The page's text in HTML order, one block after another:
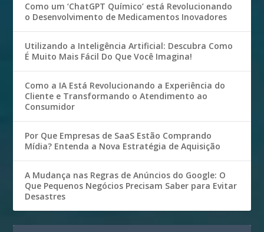
Como um ‘ChatGPT Químico’ está Revolucionando
o Desenvolvimento de Medicamentos Inovadores
Utilizando a Inteligência Artificial: Descubra Como
É Muito Mais Fácil Do Que Você Imagina!
Como a IA Está Revolucionando a Experiência do
Cliente e Transformando o Atendimento ao
Consumidor
Por Que Empresas de SaaS Estão Comprando
Mídia? Entenda a Nova Estratégia de Aquisição
A Mudança nas Regras de Anúncios do Google: O
Que Pequenos Negócios Precisam Saber para Evitar
Desastres